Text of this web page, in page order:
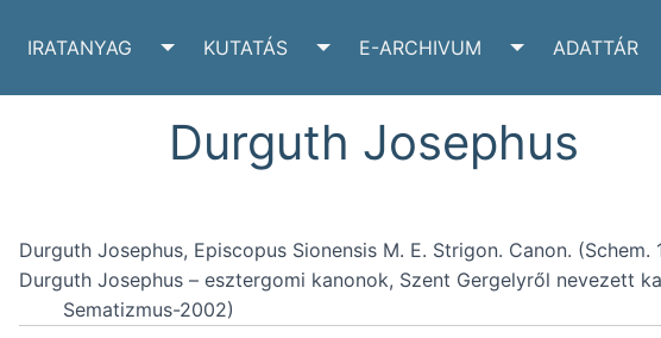
TOGGLE LEVÉLTÁR SUBMENU
IRATANYAG
TOGGLE IRATANYAG SUBMENU
KUTATÁS
TOGGLE KUTATÁS SUBMENU
E-ARCHIVUM
TOGGLE E-
ADATTÁR
Durguth Josephus
Durguth Josephus, Episcopus Sionensis M. E. Strigon. Canon. (Schem.
Durguth Josephus – esztergomi kanonok, Szent Gergelyről nevezett
Sematizmus-2002)